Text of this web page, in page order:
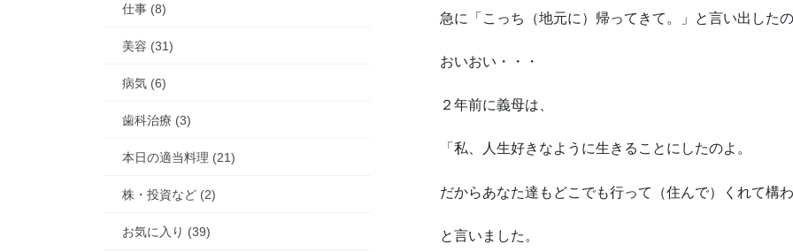
急に「こっち（地元に）帰ってきて。」と言い出したの
おいおい・・・
２年前に義母は、
「私、人生好きなように生きることにしたのよ。
だからあなた達もどこでも行って（住んで）くれて構わ
と言いました。
仕事 (8)
美容 (31)
病気 (6)
歯科治療 (3)
本日の適当料理 (21)
株・投資など (2)
お気に入り (39)